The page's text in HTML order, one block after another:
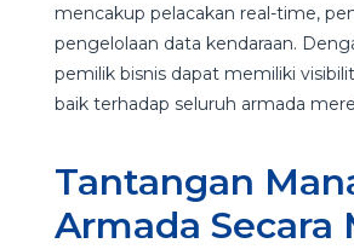
mencakup pelacakan real-time,
pengelolaan data kendaraan.
pemilik bisnis dapat memiliki
baik terhadap seluruh armada
Tantangan
Armada Secara